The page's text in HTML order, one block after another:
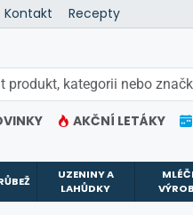
Kontakt Recepty
AKČNÍ LETÁKY
UZENINY A
LAHŮDKY